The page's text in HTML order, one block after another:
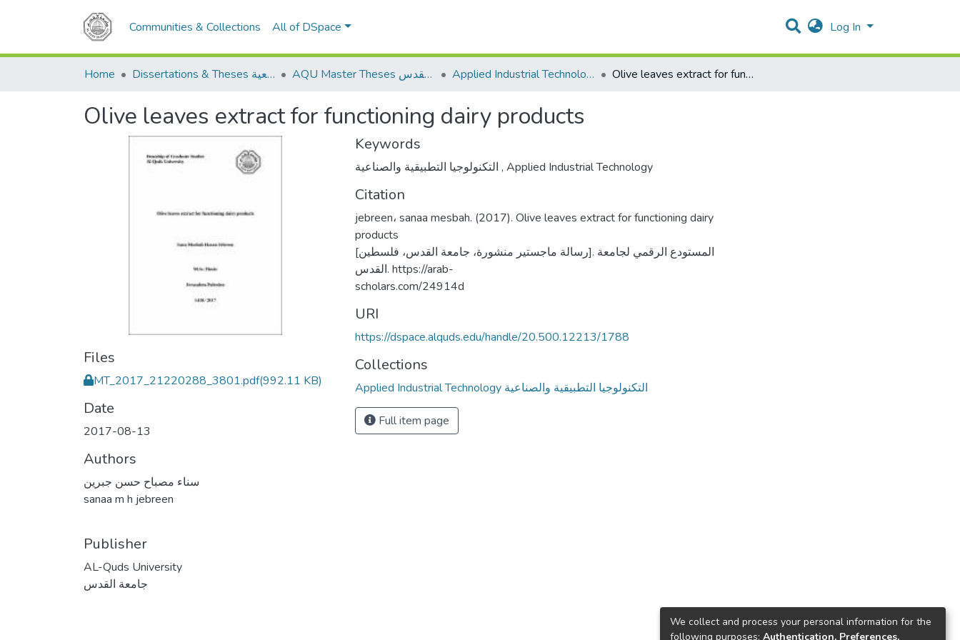
Communities & Collections All of DSpace Log In
Home Dissertations & Theses الرسائل الجامعية AQU Master Theses الرسائل الجامعية الخاصة بجامعة القدس Applied Industrial Technology التكنولوجيا التطبيقية والصناعية Olive leaves extract for functioning dairy products
Olive leaves extract for functioning dairy products
Files
MT_2017_21220288_3801.pdf(992.11 KB)
Date
2017-08-13
Authors
سناء مصباح حسن جبرين
sanaa m h jebreen
Publisher
AL-Quds University
جامعة القدس
Keywords
, Applied Industrial Technology
Citation
jebreen، sanaa mesbah. (2017). Olive leaves extract for functioning dairy
products
[رسالة ماجستير منشورة، جامعة القدس، فلسطين]. المستودع الرقمي لجامعة
القدس. https://arab-
scholars.com/24914d
URI
https://dspace.alquds.edu/handle/20.500.12213/1788
Collections
Applied Industrial Technology التكنولوجيا التطبيقية والصناعية
Full item page
We collect and process your personal information for the
following purposes: Authentication, Preferences,